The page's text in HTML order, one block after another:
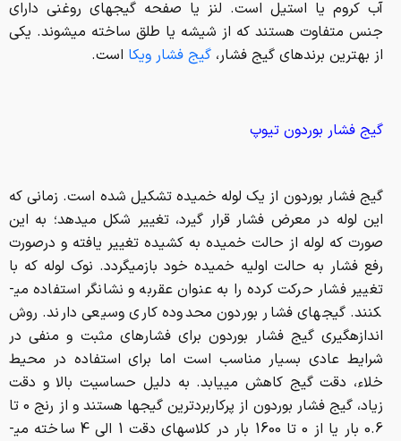
آب کروم یا استیل است. لنز یا صفحه گیج­های روغنی دارای
جنس متفاوت هستند که از شیشه یا طلق ساخته می­شوند. یکی
از بهترین برندهای گیج فشار، گیج فشار ویکا است.
گیج فشار بوردون تیوپ
گیج فشار بوردون از یک لوله خمیده تشکیل شده است. زمانی که
این لوله در معرض فشار قرار گیرد، تغییر شکل می­دهد؛ به این
صورت که لوله از حالت خمیده به کشیده تغییر یافته و درصورت
رفع فشار به حالت اولیه خمیده خود بازمی­گردد. نوک لوله که با
تغییر فشار حرکت کرده را به عنوان عقربه و نشانگر استفاده می­
کنند. گیج­های فشار بوردون محدوده کاری وسیعی دارند. روش
اندازه­گیری گیج فشار بوردون برای فشارهای مثبت و منفی در
شرایط عادی بسیار مناسب است اما برای استفاده در محیط
خلاء، دقت گیج کاهش می­یابد. به دلیل حساسیت بالا و دقت
زیاد، گیج فشار بوردون از پرکاربردترین گیج­ها هستند و از رنج 0 تا
0.6 بار یا از 0 تا 1600 بار در کلاس­های دقت 1 الی 4 ساخته می­